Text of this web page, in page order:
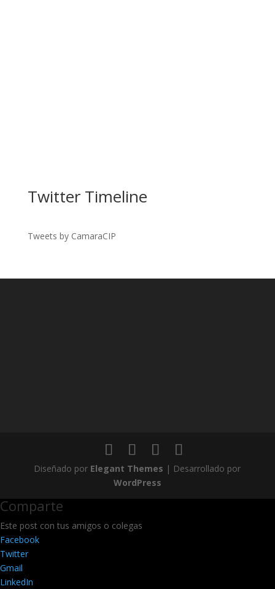
Twitter Timeline
Tweets by CamaraCIP
Diseñado por Elegant Themes | Desarrollado por
WordPress
Comparte
Este post con tus amigos o colegas
Facebook
Twitter
Gmail
LinkedIn